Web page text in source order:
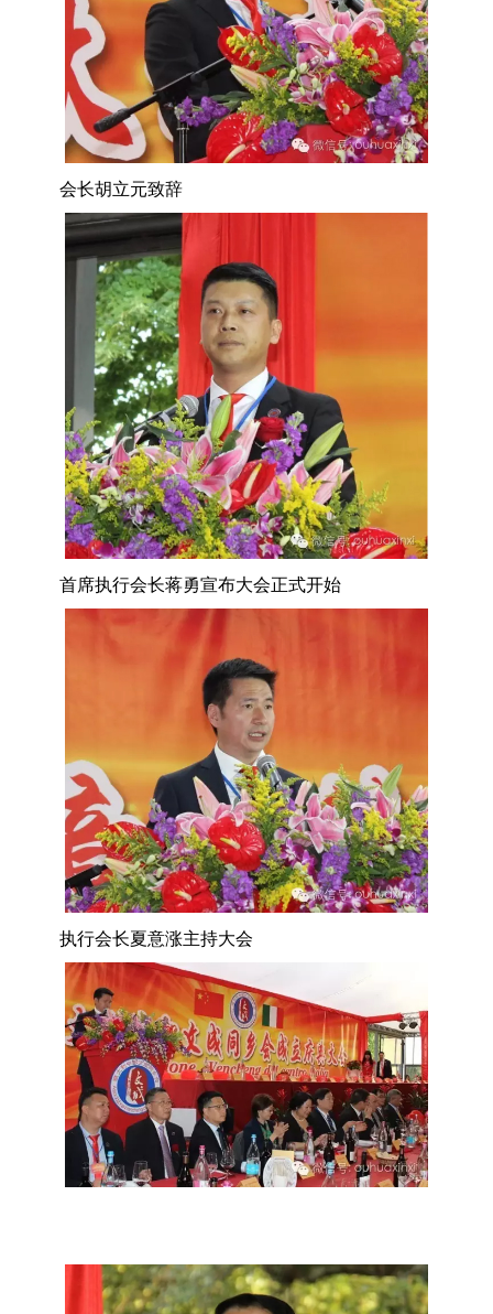
会长胡立元致辞
首席执行会长蒋勇宣布大会正式开始
执行会长夏意涨主持大会